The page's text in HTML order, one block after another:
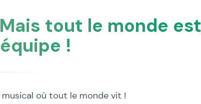
tout le monde est
!
musical où tout le monde vit !